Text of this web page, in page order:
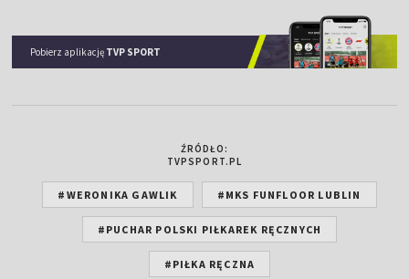
Pobierz aplikację TVP SPORT
ŹRÓDŁO:
TVPSPORT.PL
#WERONIKA GAWLIK #MKS FUNFLOOR LUBLIN
#PUCHAR POLSKI PIŁKAREK RĘCZNYCH
#PIŁKA RĘCZNA